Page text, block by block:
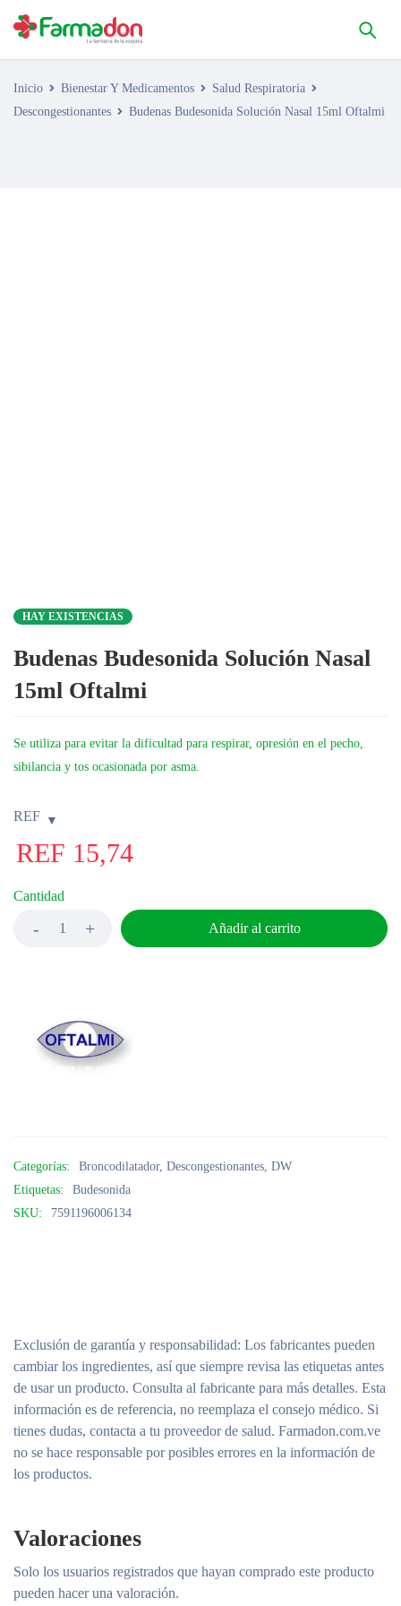
Inicio Bienestar Y Medicamentos
Salud Respiratoria
Descongestionantes
Budenas Budesonida Solución Nasal 15ml Oftalmi
HAY EXISTENCIAS
Budenas Budesonida Solución Nasal
15ml Oftalmi
Se utiliza para evitar la dificultad para respirar, opresión en el pecho,
sibilancia y tos ocasionada por asma.
REF
REF 15,74
Cantidad
Añadir al carrito
Categorías: Broncodilatador, Descongestionantes, DW
Etiquetas:
Budesonida
SKU:
7591196006134
Exclusión de garantía y responsabilidad: Los fabricantes pueden
cambiar los ingredientes, así que siempre revisa las etiquetas antes
de usar un producto. Consulta al fabricante para más detalles. Esta
información es de referencia, no reemplaza el consejo médico. Si
tienes dudas, contacta a tu proveedor de salud. Farmadon.com.ve
no se hace responsable por posibles errores en la información de
los productos.
Valoraciones
Solo los usuarios registrados que hayan comprado este producto
pueden hacer una valoración.